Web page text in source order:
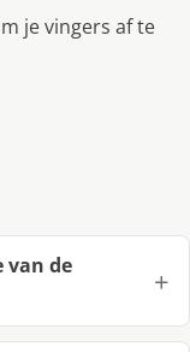
je vingers af te
van de